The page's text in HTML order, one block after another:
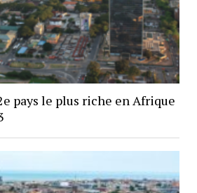
pays le plus riche en Afrique